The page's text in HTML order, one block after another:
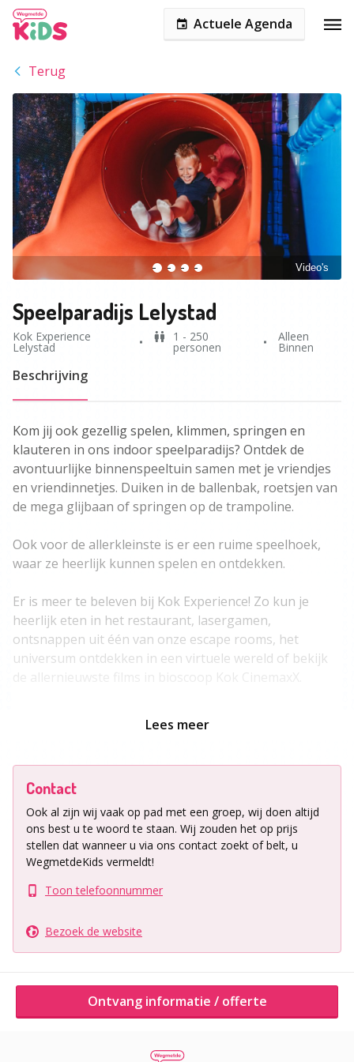
Actuele Agenda
Terug
Video's
Speelparadijs Lelystad
Kok Experience
Lelystad
1 - 250
personen
Alleen
Binnen
Beschrijving
Kom jij ook gezellig spelen, klimmen, springen en
klauteren in ons indoor speelparadijs? Ontdek de
avontuurlijke binnenspeeltuin samen met je vriendjes
en vriendinnetjes. Duiken in de ballenbak, roetsjen van
de mega glijbaan of springen op de trampoline.
Ook voor de allerkleinste is er een ruime speelhoek,
waar ze heerlijk kunnen spelen en ontdekken.
Er is meer te beleven bij Kok Experience! Zo kun je
heerlijk eten in het restaurant, lasergamen,
ontsnappen uit één van onze escape rooms, het
universum ontdekken in een virtuele wereld of bekijk
Lelystad
Ontvang informatie / offerte
Andere activiteiten van dit bedrijf
Lees meer
Contact
Ook al zijn wij vaak op pad met een groep, wij doen altijd
ons best u te woord te staan. Wij zouden het op prijs
stellen dat wanneer u via ons contact zoekt of belt, u
WegmetdeKids vermeldt!
Toon telefoonnummer
Bezoek de website
Ontvang informatie / offerte